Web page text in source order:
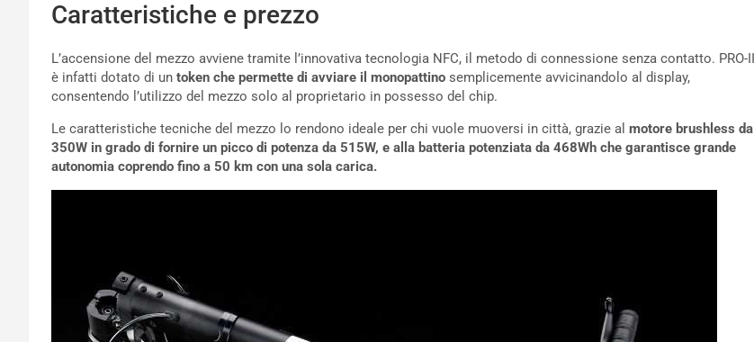
Caratteristiche e prezzo
L’accensione del mezzo avviene tramite l’innovativa tecnologia NFC, il metodo di connessione senza contatto. PRO-III
è infatti dotato di un token che permette di avviare il monopattino semplicemente avvicinandolo al display,
consentendo l’utilizzo del mezzo solo al proprietario in possesso del chip.
Le caratteristiche tecniche del mezzo lo rendono ideale per chi vuole muoversi in città, grazie al motore brushless da
350W in grado di fornire un picco di potenza da 515W, e alla batteria potenziata da 468Wh che garantisce grande
autonomia coprendo fino a 50 km con una sola carica.